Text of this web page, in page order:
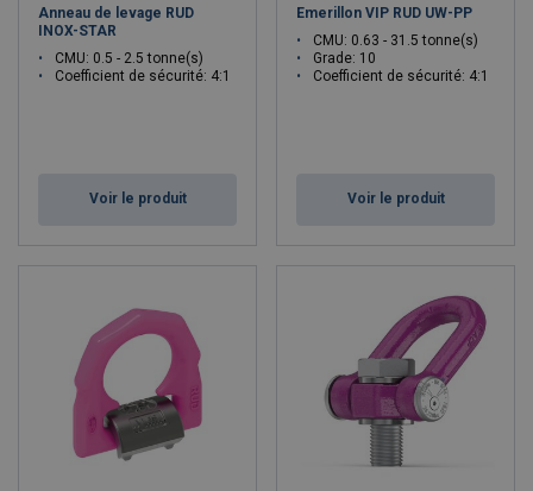
Anneau de levage RUD
INOX-STAR
CMU: 0.5 - 2.5 tonne(s)
Coefficient de sécurité: 4:1
Voir le produit
Emerillon VIP RUD UW-PP
CMU: 0.63 - 31.5 tonne(s)
Grade: 10
Coefficient de sécurité: 4:1
Voir le produit